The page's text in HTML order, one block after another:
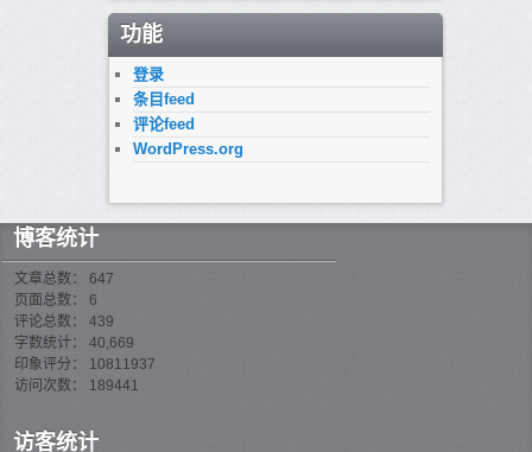
功能
登录
条目feed
评论feed
WordPress.org
博客统计
文章总数： 647
页面总数： 6
评论总数： 439
字数统计： 40,669
印象评分： 10811937
访问次数： 189441
访客统计